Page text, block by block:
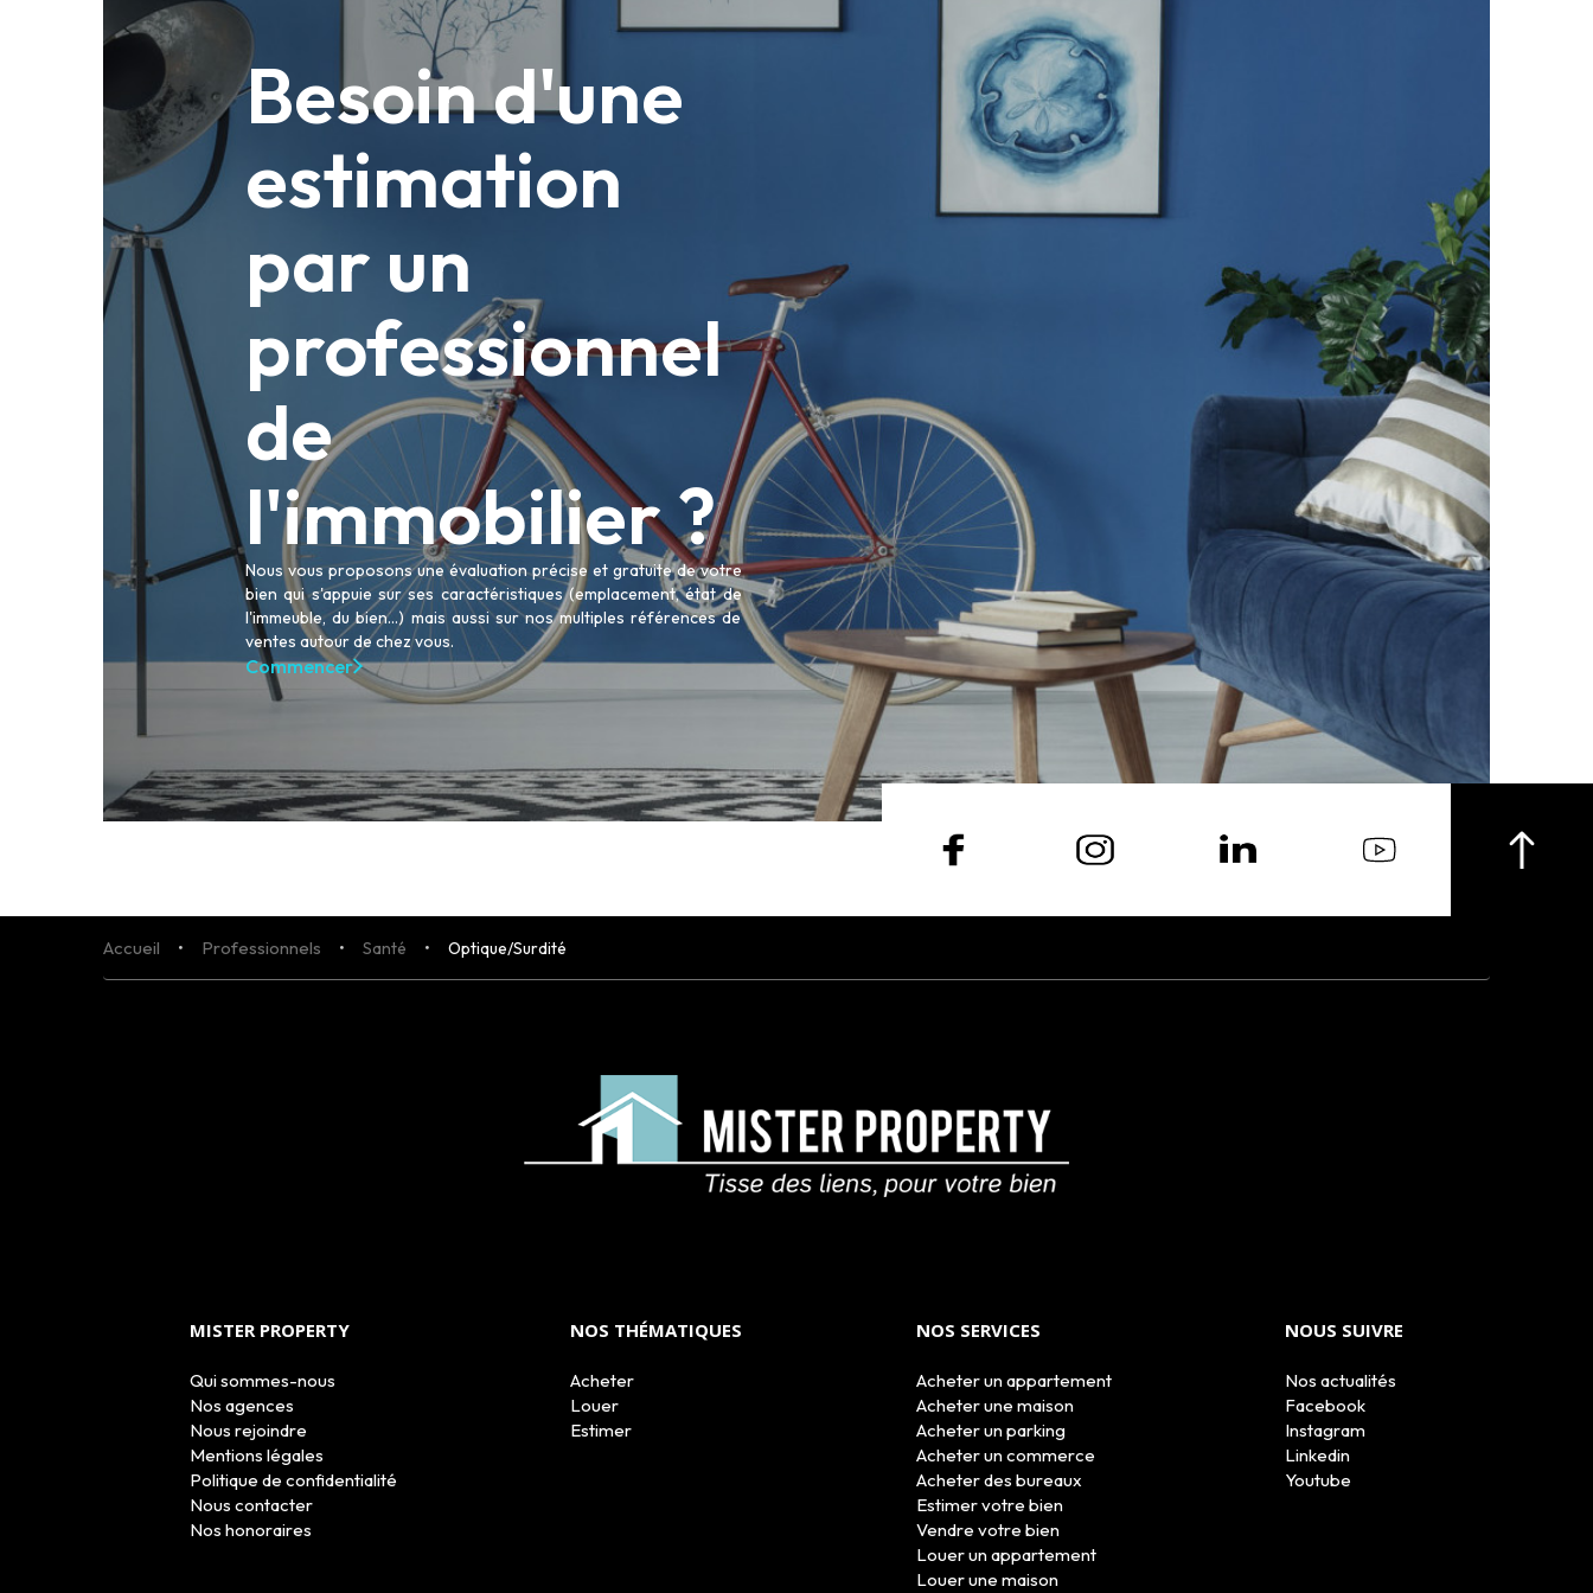
Besoin d'une
estimation
par un
professionnel
de
l'immobilier ?
Nous vous proposons une évaluation précise et gratuite de votre
bien qui s'appuie sur ses caractéristiques (emplacement, état de
l'immeuble, du bien...) mais aussi sur nos multiples références de
ventes autour de chez vous.
Commencer
Accueil Professionnels Santé Optique/Surdité
MISTER PROPERTY
Qui sommes-nous
Nos agences
Nous rejoindre
Mentions légales
Politique de confidentialité
Nous contacter
Nos honoraires
NOS THÉMATIQUES
Acheter
Louer
Estimer
NOS SERVICES
Acheter un appartement
Acheter une maison
Acheter un parking
Acheter un commerce
Acheter des bureaux
Estimer votre bien
Vendre votre bien
Louer un appartement
Louer une maison
NOUS SUIVRE
Nos actualités
Facebook
Instagram
Linkedin
Youtube